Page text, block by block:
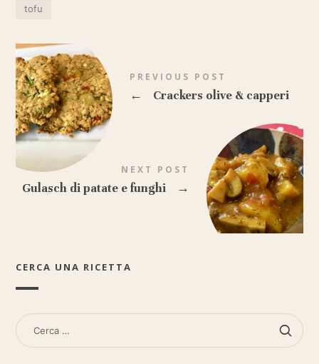
tofu
PREVIOUS POST
← Crackers olive & capperi
NEXT POST
Gulasch di patate e funghi →
CERCA UNA RICETTA
RICERCA
PER: